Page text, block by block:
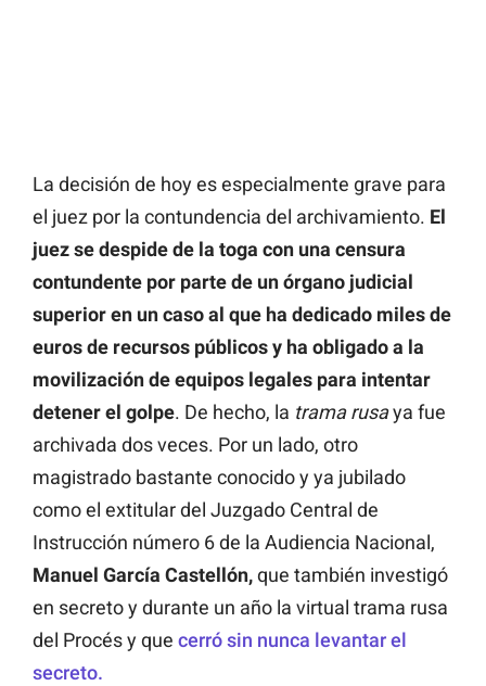
La decisión de hoy es especialmente grave para
el juez por la contundencia del archivamiento. El
juez se despide de la toga con una censura
contundente por parte de un órgano judicial
superior en un caso al que ha dedicado miles de
euros de recursos públicos y ha obligado a la
movilización de equipos legales para intentar
detener el golpe. De hecho, la trama rusaya fue
archivada dos veces. Por un lado, otro
magistrado bastante conocido y ya jubilado
como el extitular del Juzgado Central de
Instrucción número 6 de la Audiencia Nacional,
Manuel García Castellón,que también investigó
en secreto y durante un año la virtual trama rusa
del Procés y que cerró sin nunca levantar el
secreto.